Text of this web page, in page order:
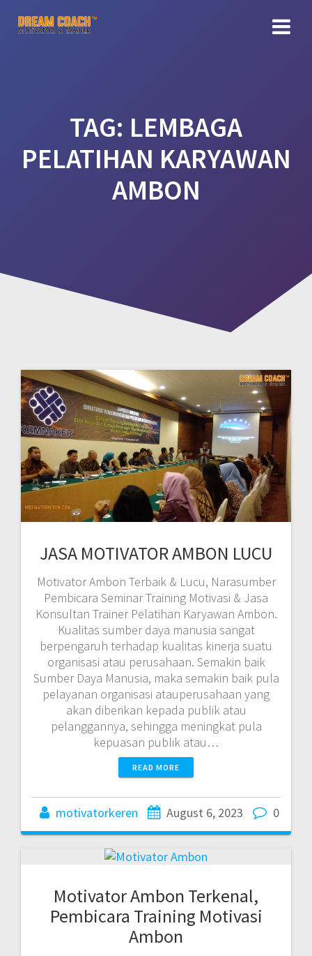
TAG: LEMBAGA
PELATIHAN KARYAWAN
AMBON
JASA MOTIVATOR AMBON LUCU
Motivator Ambon Terbaik & Lucu, Narasumber
Pembicara Seminar Training Motivasi & Jasa
Konsultan Trainer Pelatihan Karyawan Ambon.
Kualitas sumber daya manusia sangat
berpengaruh terhadap kualitas kinerja suatu
organisasi atau perusahaan. Semakin baik
Sumber Daya Manusia, maka semakin baik pula
pelayanan organisasi atauperusahaan yang
akan diberikan kepada publik atau
pelanggannya, sehingga meningkat pula
kepuasan publik atau…
READ MORE
motivatorkeren August 6, 2023 0
Motivator Ambon Terkenal,
Pembicara Training Motivasi
Ambon